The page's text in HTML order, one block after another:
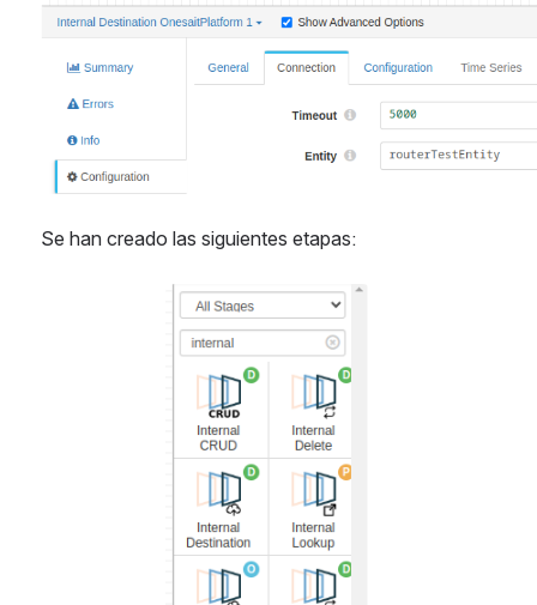
Se han creado las siguientes etapas:
Abrir